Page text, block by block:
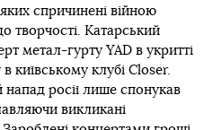
спричинені війною
творчості. Катарський
метал-гурту YAD в укритті
київському клубі Closer.
росії лише спонукав
викликані